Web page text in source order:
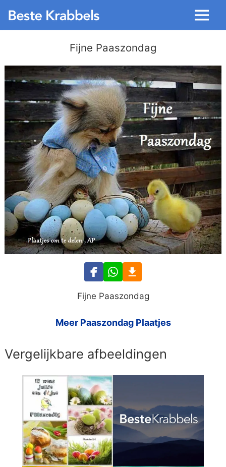
Menu
Fijne Paaszondag
Fijne Paaszondag
Meer Paaszondag Plaatjes
Vergelijkbare afbeeldingen